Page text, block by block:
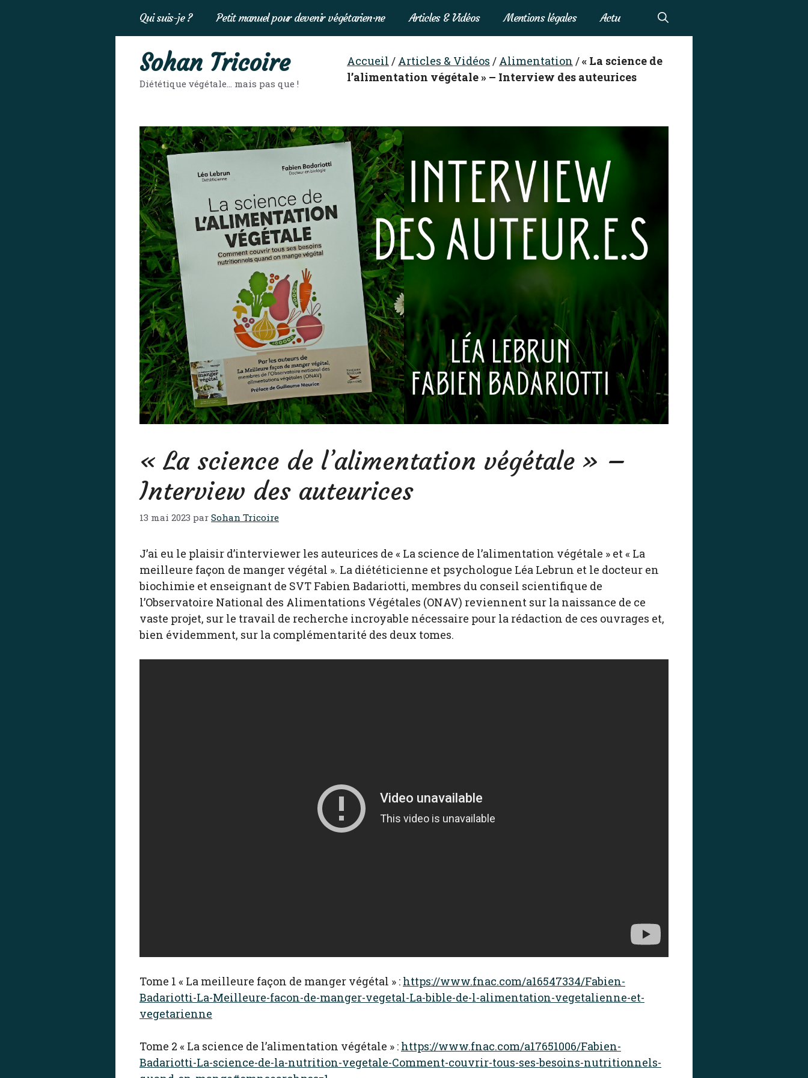
Qui suis-je ? Petit manuel pour devenir végétarien·ne Articles & Vidéos Mentions légales Actu
Sohan Tricoire
Diététique végétale… mais pas que !
Accueil / Articles & Vidéos / Alimentation /« La science de
l’alimentation végétale » – Interview des auteurices
« La science de l’alimentation végétale » –
Interview des auteurices
13 mai 2023 par Sohan Tricoire
J’ai eu le plaisir d’interviewer les auteurices de « La science de l’alimentation végétale » et « La
meilleure façon de manger végétal ». La diététicienne et psychologue Léa Lebrun et le docteur en
biochimie et enseignant de SVT Fabien Badariotti, membres du conseil scientifique de
l’Observatoire National des Alimentations Végétales (ONAV) reviennent sur la naissance de ce
vaste projet, sur le travail de recherche incroyable nécessaire pour la rédaction de ces ouvrages et,
bien évidemment, sur la complémentarité des deux tomes.
Tome 1 « La meilleure façon de manger végétal » : https://www.fnac.com/a16547334/Fabien-
Badariotti-La-Meilleure-facon-de-manger-vegetal-La-bible-de-l-alimentation-vegetalienne-et-
vegetarienne
Tome 2 « La science de l’alimentation végétale » : https://www.fnac.com/a17651006/Fabien-
Badariotti-La-science-de-la-nutrition-vegetale-Comment-couvrir-tous-ses-besoins-nutritionnels-